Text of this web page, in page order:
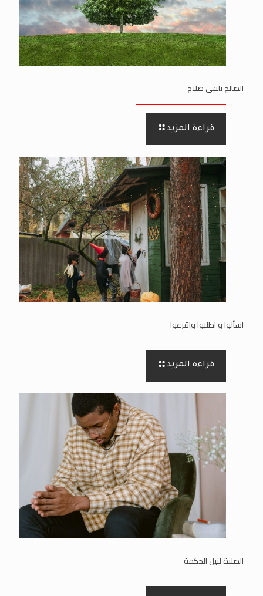
الصالح يلقى صلاح
قراءة المزيد
اسألوا و اطلبوا واقرعوا
قراءة المزيد
الصلاة لنيل الحكمة